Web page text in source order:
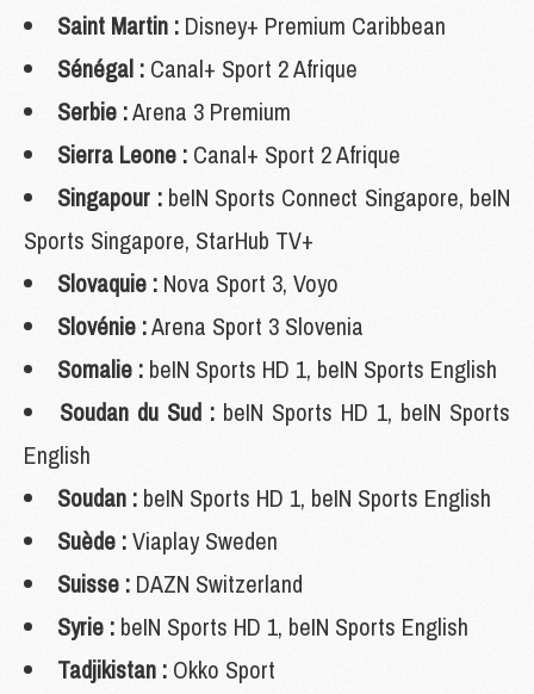
Saint Martin : Disney+ Premium Caribbean
Sénégal : Canal+ Sport 2 Afrique
Serbie :Arena 3 Premium
Sierra Leone : Canal+ Sport 2 Afrique
Singapour : beIN Sports Connect Singapore, beIN
Sports Singapore, StarHub TV+
Slovaquie : Nova Sport 3, Voyo
Slovénie :Arena Sport 3 Slovenia
Somalie : beIN Sports HD 1, beIN Sports English
Soudan du Sud : beIN Sports HD 1, beIN Sports
English
Soudan : beIN Sports HD 1, beIN Sports English
Suède :Viaplay Sweden
Suisse : DAZN Switzerland
Syrie : beIN Sports HD 1, beIN Sports English
Tadjikistan : Okko Sport